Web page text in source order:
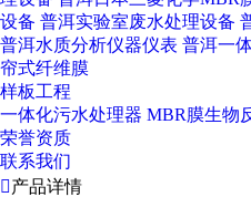
设备 普洱实验室废水处理设备
普洱水质分析仪器仪表 普洱一
帘式纤维膜
样板工程
一体化污水处理器 MBR膜生物
荣誉资质
联系我们
产品详情